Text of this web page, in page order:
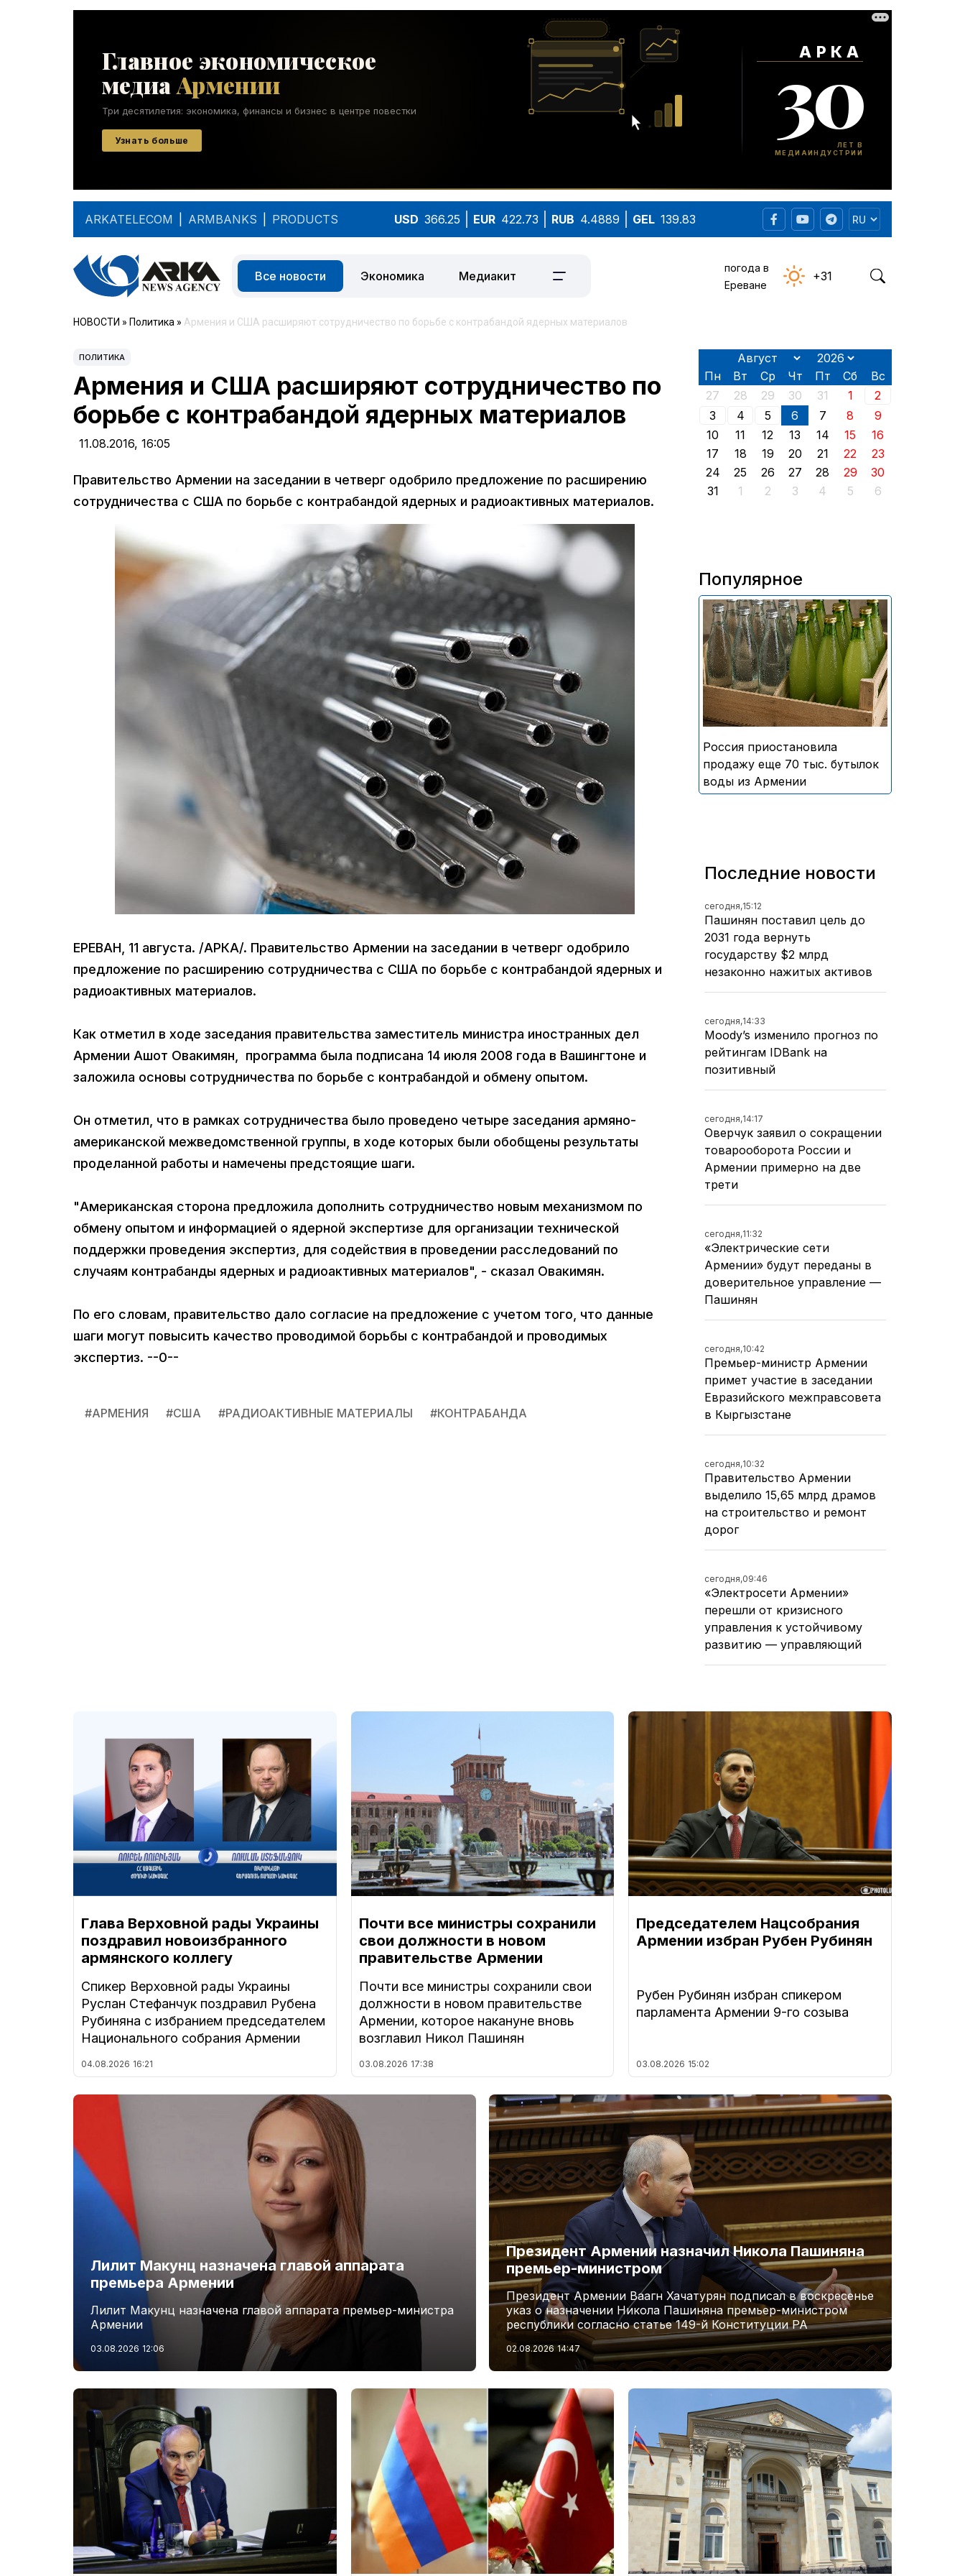
ARKATELECOM ARMBANKS PRODUCTS USD 366.25 EUR 422.73 RUB 4.4889 GEL 139.83
Все новости Экономика Медиакит
погода в
Ереване
+31
НОВОСТИ » Политика » Армения и США расширяют сотрудничество по борьбе с контрабандой ядерных материалов
ПОЛИТИКА
Армения и США расширяют сотрудничество по
борьбе с контрабандой ядерных материалов
11.08.2016, 16:05
Правительство Армении на заседании в четверг одобрило предложение по расширению
сотрудничества с США по борьбе с контрабандой ядерных и радиоактивных материалов.
ЕРЕВАН, 11 августа. /АРКА/. Правительство Армении на заседании в четверг одобрило
предложение по расширению сотрудничества с США по борьбе с контрабандой ядерных и
радиоактивных материалов.
Как отметил в ходе заседания правительства заместитель министра иностранных дел
Армении Ашот Овакимян, программа была подписана 14 июля 2008 года в Вашингтоне и
заложила основы сотрудничества по борьбе с контрабандой и обмену опытом.
Он отметил, что в рамках сотрудничества было проведено четыре заседания армяно-
американской межведомственной группы, в ходе которых были обобщены результаты
проделанной работы и намечены предстоящие шаги.
"Американская сторона предложила дополнить сотрудничество новым механизмом по
обмену опытом и информацией о ядерной экспертизе для организации технической
поддержки проведения экспертиз, для содействия в проведении расследований по
случаям контрабанды ядерных и радиоактивных материалов", - сказал Овакимян.
По его словам, правительство дало согласие на предложение с учетом того, что данные
шаги могут повысить качество проводимой борьбы с контрабандой и проводимых
экспертиз. --0--
#АРМЕНИЯ #США #РАДИОАКТИВНЫЕ МАТЕРИАЛЫ #КОНТРАБАНДА
Пн Вт Ср Чт Пт Сб
Вс
27
28 29 30 31 1
2
3
4 5 6 7 8
9
10
11 12 13 14 15
16
17
18 19 20 21 22
23
24
25 26 27 28 29
30
31
1 2 3 4 5 6
Популярное
В России приостановили
продажу более 70 тыс.
бутылок питьевой воды и
безалкогольных напитков
армянского производства
Россия приостановила
продажу еще 70 тыс. бутылок
воды из Армении
Последние новости
сегодня,15:12
Пашинян поставил цель до
2031 года вернуть
государству $2 млрд
незаконно нажитых активов
сегодня,14:33
Moody’s изменило прогноз по
рейтингам IDBank на
позитивный
сегодня,14:17
Оверчук заявил о сокращении
товарооборота России и
Армении примерно на две
трети
сегодня,11:32
«Электрические сети
Армении» будут переданы в
доверительное управление —
Пашинян
сегодня,10:42
Премьер-министр Армении
примет участие в заседании
Евразийского межправсовета
в Кыргызстане
сегодня,10:32
Правительство Армении
выделило 15,65 млрд драмов
на строительство и ремонт
дорог
сегодня,09:46
«Электросети Армении»
перешли от кризисного
управления к устойчивому
развитию — управляющий
Глава Верховной рады Украины
поздравил новоизбранного
армянского коллегу
Спикер Верховной рады Украины
Руслан Стефанчук поздравил Рубена
Рубиняна с избранием председателем
Национального собрания Армении
04.08.2026 16:21
Почти все министры сохранили
свои должности в новом
правительстве Армении
Почти все министры сохранили свои
должности в новом правительстве
Армении, которое накануне вновь
возглавил Никол Пашинян
03.08.2026 17:38
Председателем Нацсобрания
Армении избран Рубен Рубинян
Рубен Рубинян избран спикером
парламента Армении 9-го созыва
03.08.2026 15:02
Лилит Макунц назначена главой аппарата
премьера Армении
Лилит Макунц назначена главой аппарата премьер-министра
Армении
03.08.2026 12:06
Президент Армении назначил Никола Пашиняна
премьер-министром
Президент Армении Ваагн Хачатурян подписал в воскресенье
указ о назначении Никола Пашиняна премьер-министром
республики согласно статье 149-й Конституции РА
02.08.2026 14:47